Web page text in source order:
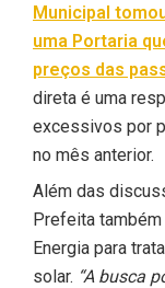
Municipal
uma Portaria
preços das
direta é uma
excessivos por
no mês anterior.
Além das
Prefeita
Energia para
solar. “A busca